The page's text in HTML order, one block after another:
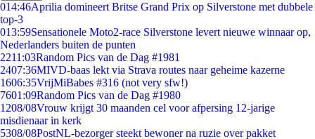
014:46Aprilia domineert Britse Grand Prix op Silverstone met dubbele
top-3
013:59Sensationele Moto2-race Silverstone levert nieuwe winnaar op,
Nederlanders buiten de punten
2211:03Random Pics van de Dag #1981
2407:36MIVD-baas lekt via Strava routes naar geheime kazerne
1606:35VrijMiBabes #316 (not very sfw!)
7601:09Random Pics van de Dag #1980
1208/08Vrouw krijgt 30 maanden cel voor afpersing 12-jarige
misdienaar in kerk
5308/08PostNL-bezorger steekt bewoner na ruzie over pakket